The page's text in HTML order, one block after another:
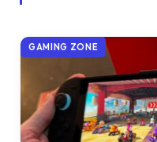
GAMING ZONE